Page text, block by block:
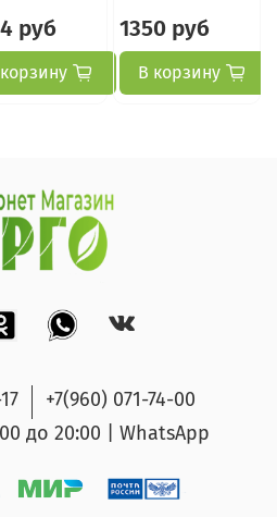
руб 1350 руб
В корзину
+7(960) 071-74-00
до 20:00 | WhatsApp